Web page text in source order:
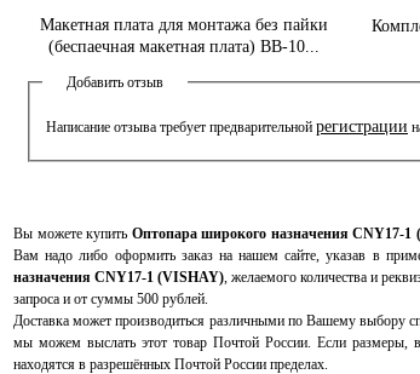
Макетная плата для монтажа без пайки
(беспаечная макетная плата) BB-10...
Добавить отзыв
Написание отзыва требует предварительной регистрации
Вы можете купить Оптопара широкого назначения CNY17-1
Вам надо либо оформить заказ на нашем сайте, указав в
назначения CNY17-1 (VISHAY) , желаемого количества и
запроса и от суммы 500 рублей.
Доставка может производиться различными по Вашему выбору
мы можем выслать этот товар Почтой России. Если размеры,
находятся в разрешённых Почтой России пределах.